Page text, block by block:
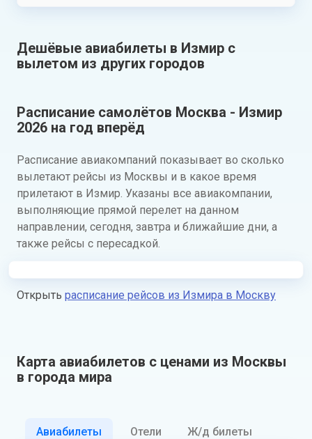
Дешёвые авиабилеты в Измир с
вылетом из других городов
Расписание самолётов Москва - Измир
2026 на год вперёд
Расписание авиакомпаний показывает во сколько
вылетают рейсы из Москвы и в какое время
прилетают в Измир. Указаны все авиакомпании,
выполняющие прямой перелет на данном
направлении, сегодня, завтра и ближайшие дни, а
также рейсы с пересадкой.
Открыть расписание рейсов из Измира в Москву
Карта авиабилетов с ценами из Москвы
в города мира
Авиабилеты Отели Ж/д билеты